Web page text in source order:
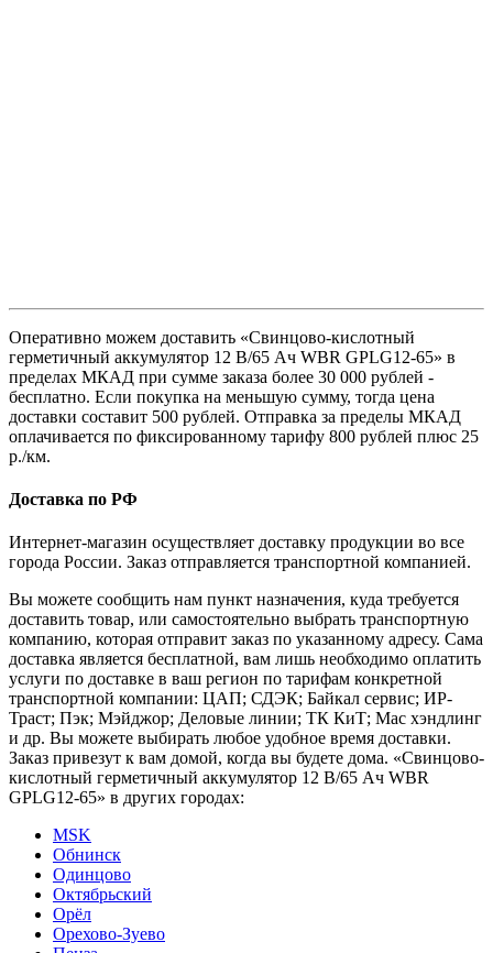
Оперативно можем доставить «Свинцово-кислотный
герметичный аккумулятор 12 В/65 Ач WBR GPLG12-65» в
пределах МКАД при сумме заказа более 30 000 рублей -
бесплатно. Если покупка на меньшую сумму, тогда цена
доставки составит 500 рублей. Отправка за пределы МКАД
оплачивается по фиксированному тарифу 800 рублей плюс 25
р./км.
Доставка по РФ
Интернет-магазин осуществляет доставку продукции во все
города России. Заказ отправляется транспортной компанией.
Вы можете сообщить нам пункт назначения, куда требуется
доставить товар, или самостоятельно выбрать транспортную
компанию, которая отправит заказ по указанному адресу. Сама
доставка является бесплатной, вам лишь необходимо оплатить
услуги по доставке в ваш регион по тарифам конкретной
транспортной компании: ЦАП; СДЭК; Байкал сервис; ИР-
Траст; Пэк; Мэйджор; Деловые линии; ТК КиТ; Мас хэндлинг
и др. Вы можете выбирать любое удобное время доставки.
Заказ привезут к вам домой, когда вы будете дома. «Свинцово-
кислотный герметичный аккумулятор 12 В/65 Ач WBR
GPLG12-65» в других городах:
MSK
Обнинск
Одинцово
Октябрьский
Орёл
Орехово-Зуево